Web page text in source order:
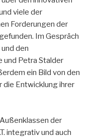
viele der
Forderungen der
Im Gespräch
den
und Petra Stalder
ein Bild von den
die Entwicklung ihrer
der
integrativ und auch